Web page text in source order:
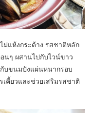
ม่แห้งกระด้าง รสชาติหลัก
นๆ ผสานไปกับไวน์ขาว
บขนมปังแผ่นหนากรอบ
คี้ยวและช่วยเสริมรสชาติ